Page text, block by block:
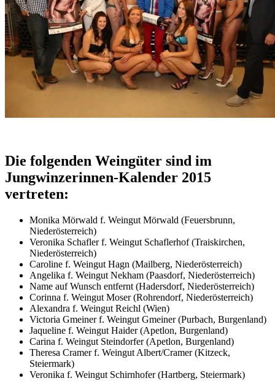
Die folgenden Weingüter sind im
Jungwinzerinnen-Kalender 2015
vertreten:
Monika Mörwald f. Weingut Mörwald (Feuersbrunn,
Niederösterreich)
Veronika Schafler f. Weingut Schaflerhof (Traiskirchen,
Niederösterreich)
Caroline f. Weingut Hagn (Mailberg, Niederösterreich)
Angelika f. Weingut Nekham (Paasdorf, Niederösterreich)
Name auf Wunsch entfernt (Hadersdorf, Niederösterreich)
Corinna f. Weingut Moser (Rohrendorf, Niederösterreich)
Alexandra f. Weingut Reichl (Wien)
Victoria Gmeiner f. Weingut Gmeiner (Purbach, Burgenland)
Jaqueline f. Weingut Haider (Apetlon, Burgenland)
Carina f. Weingut Steindorfer (Apetlon, Burgenland)
Theresa Cramer f. Weingut Albert/Cramer (Kitzeck,
Steiermark)
Veronika f. Weingut Schirnhofer (Hartberg, Steiermark)